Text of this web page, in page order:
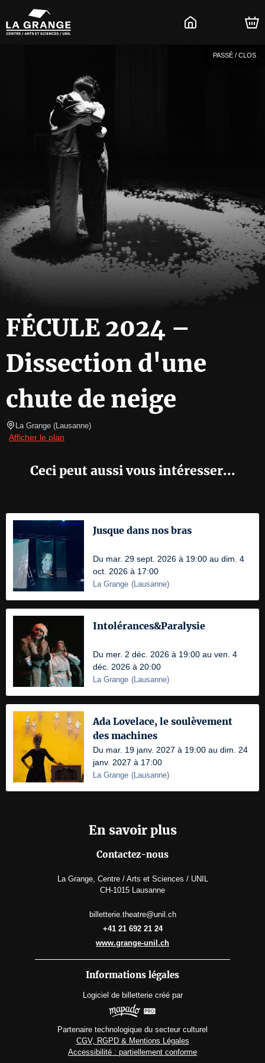
PASSÉ / CLOS
FÉCULE 2024 –
Dissection d'une
chute de neige
La Grange (Lausanne)
Afficher le plan
Ceci peut aussi vous intéresser...
Jusque dans nos bras
Du mar. 29 sept. 2026 à 19:00 au dim. 4
oct. 2026 à 17:00
La Grange (Lausanne)
Intolérances&Paralysie
Du mer. 2 déc. 2026 à 19:00 au ven. 4
déc. 2026 à 20:00
La Grange (Lausanne)
Ada Lovelace, le soulèvement
des machines
Du mar. 19 janv. 2027 à 19:00 au dim. 24
janv. 2027 à 17:00
La Grange (Lausanne)
En savoir plus
Contactez-nous
La Grange, Centre / Arts et Sciences / UNIL
CH-1015 Lausanne
billetterie.theatre@unil.ch
+41 21 692 21 24
www.grange-unil.ch
Informations légales
Logiciel de billetterie créé par
Partenaire technologique du secteur culturel
CGV, RGPD & Mentions Légales
Accessibilité : partiellement conforme